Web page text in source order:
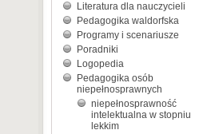
Literatura dla nauczycieli
Pedagogika waldorfska
Programy i scenariusze
Poradniki
Logopedia
Pedagogika osób
niepełnosprawnych
niepełnosprawność
intelektualna w stopniu
lekkim